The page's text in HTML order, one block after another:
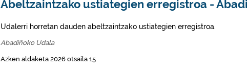
Abeltzaintzako ustiategien erregistroa -
Udalerri horretan dauden abeltzaintzako ustiategien erregistroa.
Abadiñoko Udala
Azken aldaketa 2026 otsaila 15